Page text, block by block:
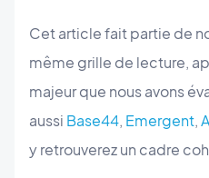
Cet article fait partie de
même grille de lecture,
majeur que nous avons
aussi Base44, Emergent,
y retrouverez un cadre